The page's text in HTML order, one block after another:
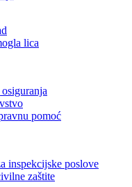
lica
pomoć